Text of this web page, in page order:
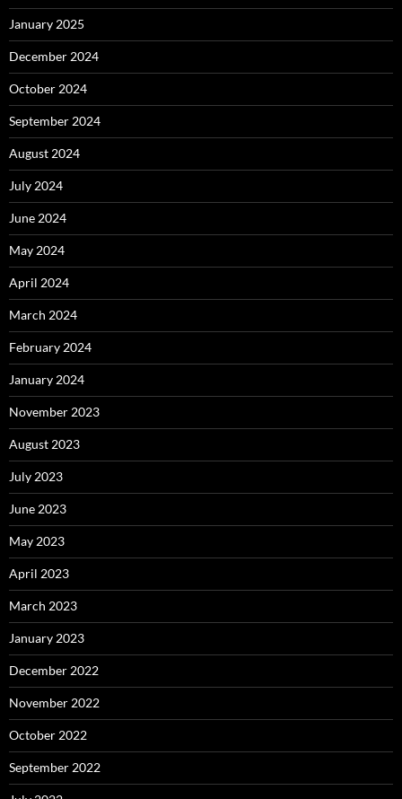
January 2025
December 2024
October 2024
September 2024
August 2024
July 2024
June 2024
May 2024
April 2024
March 2024
February 2024
January 2024
November 2023
August 2023
July 2023
June 2023
May 2023
April 2023
March 2023
January 2023
December 2022
November 2022
October 2022
September 2022